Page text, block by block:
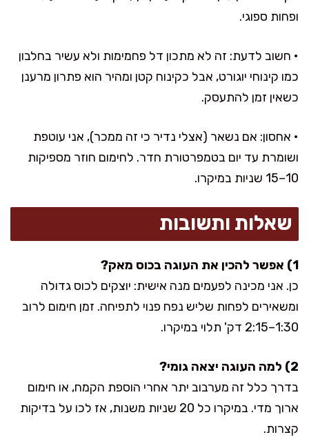
ופחות ספוגי.
• חשוב לדעת: זה לא מתכון דל פחמימות ולא עשיר בחלבון
כמו קינוחי יוגורט, אבל כקינוח קטן ומהיר הוא פתרון מרענן
כשאין זמן להתעסק.
• אחסון: אם נשאר (אצלי נדיר כי זה ממכר), אני עוטפת
ושומרת עד יום בטמפרטורת חדר. לחימום חוזר מספיקות
10–15 שניות במיקרו.
שאלות ותשובות
1) אפשר להכין את העוגה בכוס מאק?
כן. אני מכינה לפעמים מנה אישית: יוצקים לכוס גדולה
ומשאירים לפחות שליש נפח פנוי לתפיחה. זמן חימום לרוב
1:30–2:15 דק' תלוי במיקרו.
2) למה העוגה יצאה גומי?
בדרך כלל זה מערבוב יתר אחרי הוספת הקמח, או חימום
ארוך מדי. במיקרו כל 20 שניות משנות, אז לכו על בדיקות
קצרות.